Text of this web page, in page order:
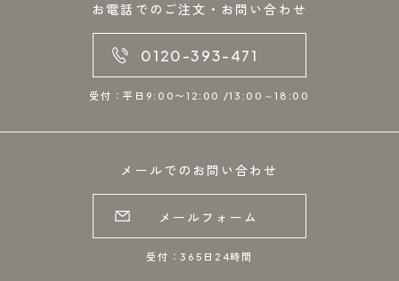
お電話でのご注文・お問い合わせ
0120-393-471
受付：平日9:00〜12:00 /13:00～18:00
メールでのお問い合わせ
メールフォーム
受付：365日24時間